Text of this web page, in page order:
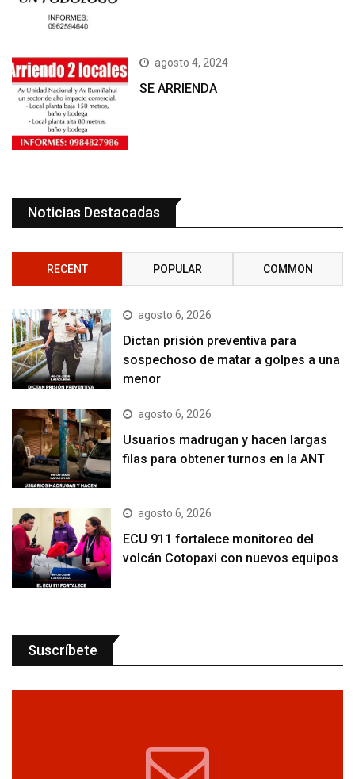
agosto 4, 2024
SE ARRIENDA
Noticias Destacadas
RECENT POPULAR COMMON
agosto 6, 2026
Dictan prisión preventiva para
sospechoso de matar a golpes a una
menor
agosto 6, 2026
Usuarios madrugan y hacen largas
filas para obtener turnos en la ANT
agosto 6, 2026
ECU 911 fortalece monitoreo del
volcán Cotopaxi con nuevos equipos
Suscríbete